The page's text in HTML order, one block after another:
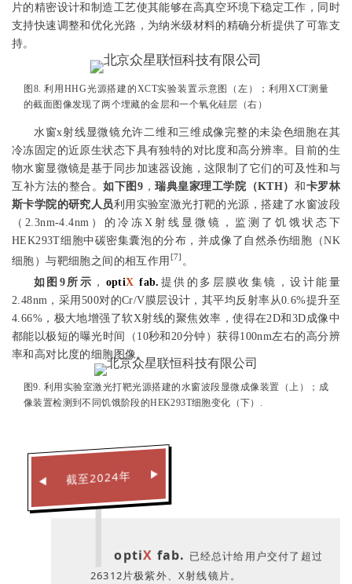
片的精密设计和制造工艺使其能够在高真空环境下稳定工作，同时
支持快速调整和优化光路，为纳米级材料的精确分析提供了可靠支
持。
图8. 利用HHG光源搭建的XCT实验装置示意图（左）；利用XCT测量
的截面图像发现了两个埋藏的金层和一个氧化硅层（右）
水窗x射线显微镜允许二维和三维成像完整的未染色细胞在其
冷冻固定的近原生状态下具有独特的对比度和高分辨率。目前的生
物水窗显微镜是基于同步加速器设施，这限制了它们的可及性和与
互补方法的整合。如下图9 ，瑞典皇家理工学院（KTH） 和卡罗林
斯卡学院的研究人员利用实验室激光打靶的光源，搭建了水窗波段
（2.3nm-4.4nm）的冷冻X射线显微镜，监测了饥饿状态下
HEK293T细胞中碳密集囊泡的分布，并成像了自然杀伤细胞（NK
细胞）与靶细胞之间的相互作用 [7] 。
如图9所示 ， optiX fab. 提供的多层膜收集镜，设计能量
2.48nm，采用500对的Cr/V膜层设计，其平均反射率从0.6%提升至
4.66%，极大地增强了软X射线的聚焦效率，使得在2D和3D成像中
都能以极短的曝光时间（10秒和20分钟）获得100nm左右的高分辨
率和高对比度的细胞图像。
图9. 利用实验室激光打靶光源搭建的水窗波段显微成像装置（上）；成
像装置检测到不同饥饿阶段的HEK293T细胞变化（下）.
◀ 截至2024年 ▶
optiX fab. 已经总计给用户交付了超过
26312片极紫外、X射线镜片。